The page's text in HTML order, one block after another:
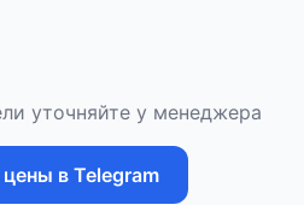
уточняйте у менеджера
в Telegram